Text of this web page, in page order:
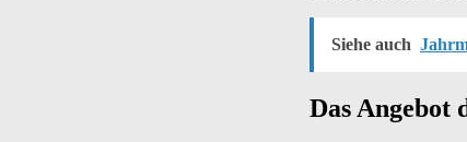
Siehe auch
Das Angebot